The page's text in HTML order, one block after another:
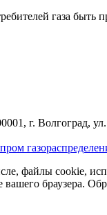
газа
г. Волгоград,
файлы cookie,
браузера.